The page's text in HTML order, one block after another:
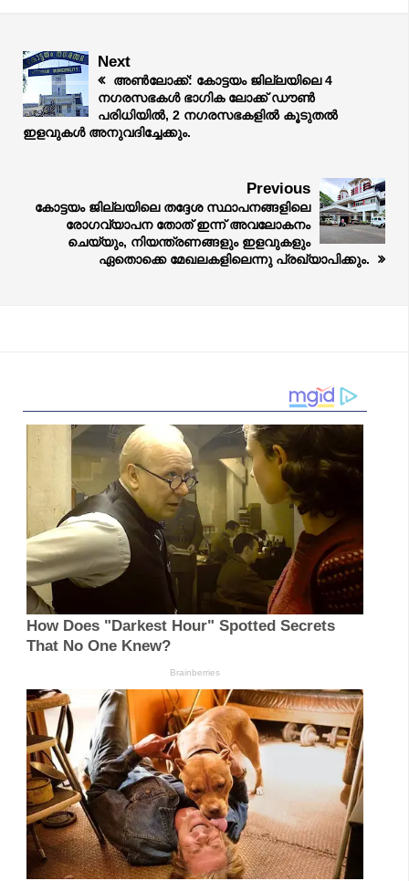
Next
അൺലോക്ക്: കോട്ടയം ജില്ലയിലെ 4
നഗരസഭകൾ ഭാഗിക ലോക്ക് ഡൗൺ
പരിധിയിൽ, 2 നഗരസഭകളിൽ കൂടുതൽ
ഇളവുകൾ അനുവദിച്ചേക്കും.
Previous
കോട്ടയം ജില്ലയിലെ തദ്ദേശ സ്ഥാപനങ്ങളിലെ
രോഗവ്യാപന തോത് ഇന്ന് അവലോകനം
ചെയ്യും, നിയന്ത്രണങ്ങളും ഇളവുകളും
ഏതൊക്കെ മേഖലകളിലെന്നു പ്രഖ്യാപിക്കും.